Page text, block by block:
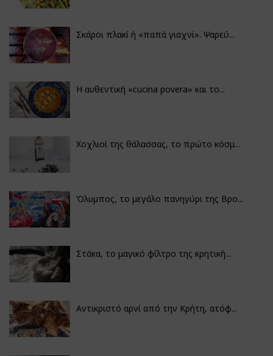
Σκάροι πλακί ή «παπά γιαχνί». Ψαρεύ...
Η αυθεντική «cucina povera» και το...
Χοχλιοί της θάλασσας, το πρώτο κόσμ...
Όλυμπος, το μεγάλο πανηγύρι της Βρο...
Στάκα, το μαγικό φίλτρο της κρητική...
Αντικριστό αρνί από την Κρήτη, ατόφ...